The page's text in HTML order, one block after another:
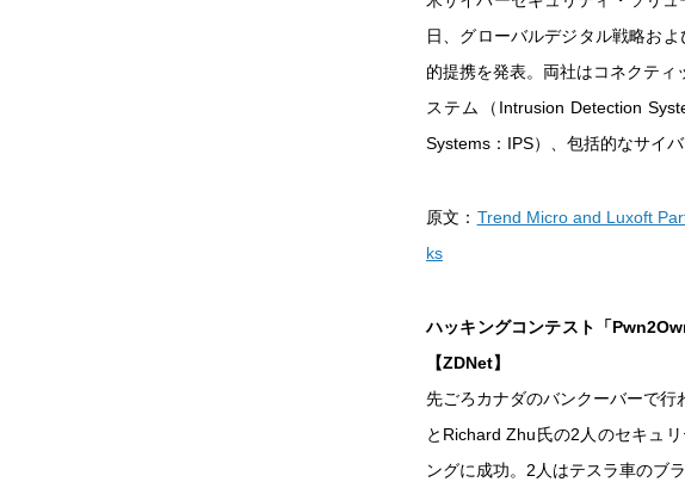
日、グローバルデジタル戦略お
的提携を発表。両社はコネクテ
ステム（Intrusion Detection
Systems：IPS）、包括的なサイ
原文： Trend Micro and Luxoft
ks
ハッキングコンテスト「
【ZDNet】
先ごろカナダのバンクーバーで
とRichard Zhu氏の2人のセキュ
ングに成功。2人はテスラ車のブ